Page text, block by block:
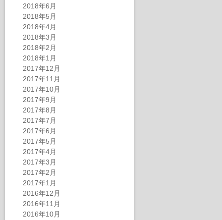
2018年6月
2018年5月
2018年4月
2018年3月
2018年2月
2018年1月
2017年12月
2017年11月
2017年10月
2017年9月
2017年8月
2017年7月
2017年6月
2017年5月
2017年4月
2017年3月
2017年2月
2017年1月
2016年12月
2016年11月
2016年10月